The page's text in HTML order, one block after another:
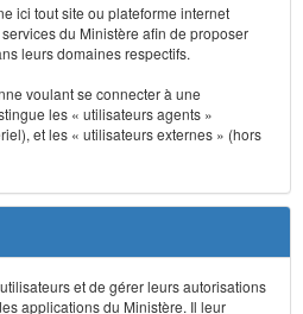
ici tout site ou plateforme internet
du Ministère afin de proposer
leurs domaines respectifs.
voulant se connecter à une
les « utilisateurs agents »
et les « utilisateurs externes » (hors
et de gérer leurs autorisations
applications du Ministère. Il leur